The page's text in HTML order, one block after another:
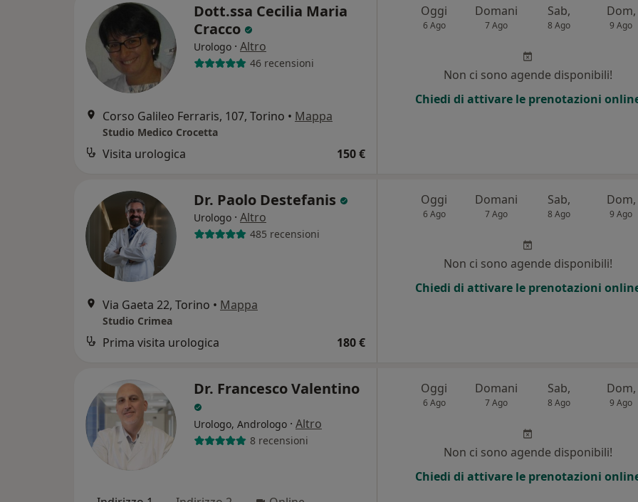
Dott.ssa Cecilia Maria
Cracco
Urologo · Altro
46 recensioni
Corso Galileo Ferraris, 107, Torino • Mappa
Studio Medico Crocetta
Visita urologica 150 €
Oggi
6 Ago
Domani
7 Ago
Sab,
8 Ago
Dom,
9 Ago
Non ci sono agende disponibili!
Chiedi di attivare le prenotazioni
Dr. Paolo Destefanis
Urologo · Altro
485 recensioni
Via Gaeta 22, Torino • Mappa
Studio Crimea
Prima visita urologica 180 €
Oggi
6 Ago
Domani
7 Ago
Sab,
8 Ago
Dom,
9 Ago
Non ci sono agende disponibili!
Chiedi di attivare le prenotazioni
Dr. Francesco Valentino
Urologo, Andrologo · Altro
8 recensioni
Oggi
6 Ago
Domani
7 Ago
Sab,
8 Ago
Dom,
9 Ago
Non ci sono agende disponibili!
Chiedi di attivare le prenotazioni